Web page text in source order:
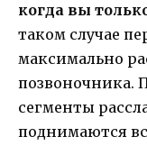
когда вы
таком случае
максимально
позвоночника.
сегменты
поднимаются